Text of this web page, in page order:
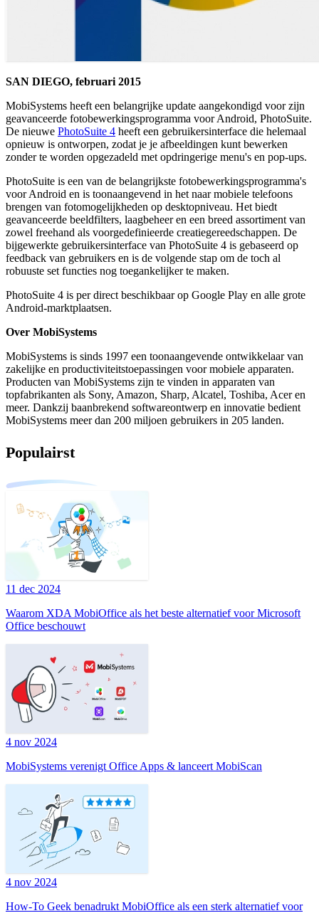
SAN DIEGO, februari 2015
MobiSystems heeft een belangrijke update aangekondigd voor zijn
geavanceerde fotobewerkingsprogramma voor Android, PhotoSuite.
De nieuwe PhotoSuite 4 heeft een gebruikersinterface die helemaal
opnieuw is ontworpen, zodat je je afbeeldingen kunt bewerken
zonder te worden opgezadeld met opdringerige menu's en pop-ups.
PhotoSuite is een van de belangrijkste fotobewerkingsprogramma's
voor Android en is toonaangevend in het naar mobiele telefoons
brengen van fotomogelijkheden op desktopniveau. Het biedt
geavanceerde beeldfilters, laagbeheer en een breed assortiment van
zowel freehand als voorgedefinieerde creatiegereedschappen. De
bijgewerkte gebruikersinterface van PhotoSuite 4 is gebaseerd op
feedback van gebruikers en is de volgende stap om de toch al
robuuste set functies nog toegankelijker te maken.
PhotoSuite 4 is per direct beschikbaar op Google Play en alle grote
Android-marktplaatsen.
Over MobiSystems
MobiSystems is sinds 1997 een toonaangevende ontwikkelaar van
zakelijke en productiviteitstoepassingen voor mobiele apparaten.
Producten van MobiSystems zijn te vinden in apparaten van
topfabrikanten als Sony, Amazon, Sharp, Alcatel, Toshiba, Acer en
meer. Dankzij baanbrekend softwareontwerp en innovatie bedient
MobiSystems meer dan 200 miljoen gebruikers in 205 landen.
Populairst
11 dec 2024
Waarom XDA MobiOffice als het beste alternatief voor Microsoft
Office beschouwt
4 nov 2024
MobiSystems verenigt Office Apps & lanceert MobiScan
4 nov 2024
How-To Geek benadrukt MobiOffice als een sterk alternatief voor